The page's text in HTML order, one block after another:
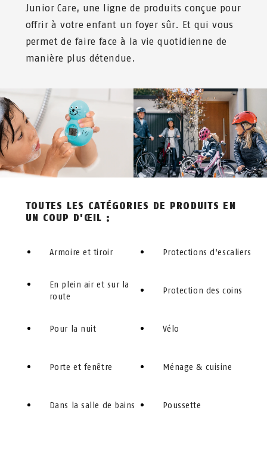
Junior Care, une ligne de produits conçue pour
offrir à votre enfant un foyer sûr. Et qui vous
permet de faire face à la vie quotidienne de
manière plus détendue.
TOUTES LES CATÉGORIES DE PRODUITS EN
UN COUP D'ŒIL :
Armoire et tiroir
En plein air et sur la
route
Pour la nuit
Porte et fenêtre
Dans la salle de bains
Protections d'escaliers
Protection des coins
Vélo
Ménage & cuisine
Poussette